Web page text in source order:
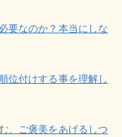
要なのか？本当にしな
位付けする事を理解し
、ご褒美をあげるしつ